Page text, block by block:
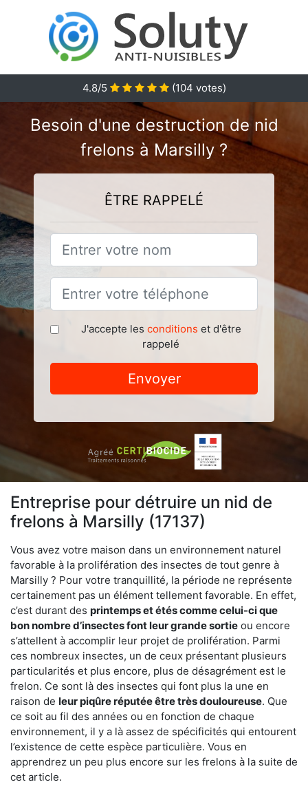
4.8/5 (104 votes)
Besoin d'une destruction de nid
frelons à Marsilly ?
ÊTRE RAPPELÉ
J'accepte les conditions et d'être
rappelé
Envoyer
Entreprise pour détruire un nid de
frelons à Marsilly (17137)
Vous avez votre maison dans un environnement naturel
favorable à la prolifération des insectes de tout genre à
Marsilly ? Pour votre tranquillité, la période ne représente
certainement pas un élément tellement favorable. En effet,
c’est durant des printemps et étés comme celui-ci que
bon nombre d’insectes font leur grande sortie ou encore
s’attellent à accomplir leur projet de prolifération. Parmi
ces nombreux insectes, un de ceux présentant plusieurs
particularités et plus encore, plus de désagrément est le
frelon. Ce sont là des insectes qui font plus la une en
raison de leur piqûre réputée être très douloureuse. Que
ce soit au fil des années ou en fonction de chaque
environnement, il y a là assez de spécificités qui entourent
l’existence de cette espèce particulière. Vous en
apprendrez un peu plus encore sur les frelons à la suite de
cet article.